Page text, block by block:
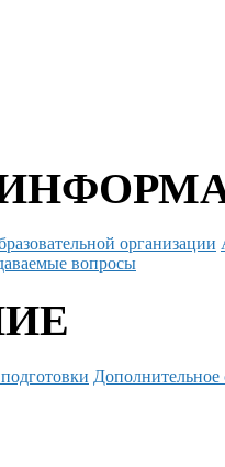
организации
вопросы
Дополнительное